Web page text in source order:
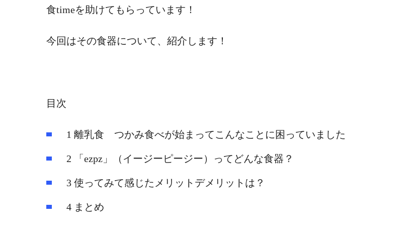
食timeを助けてもらっています！
今回はその食器について、紹介します！
目次
1 離乳食 つかみ食べが始まってこんなことに困っていました
2 「ezpz」（イージーピージー）ってどんな食器？
3 使ってみて感じたメリットデメリットは？
4 まとめ